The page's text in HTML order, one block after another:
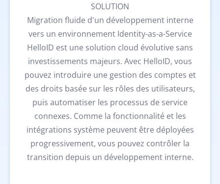
SOLUTION
Migration fluide d'un développement interne
vers un environnement Identity-as-a-Service
HelloID est une solution cloud évolutive sans
investissements majeurs. Avec HelloID, vous
pouvez introduire une gestion des comptes et
des droits basée sur les rôles des utilisateurs,
puis automatiser les processus de service
connexes. Comme la fonctionnalité et les
intégrations système peuvent être déployées
progressivement, vous pouvez contrôler la
transition depuis un développement interne.